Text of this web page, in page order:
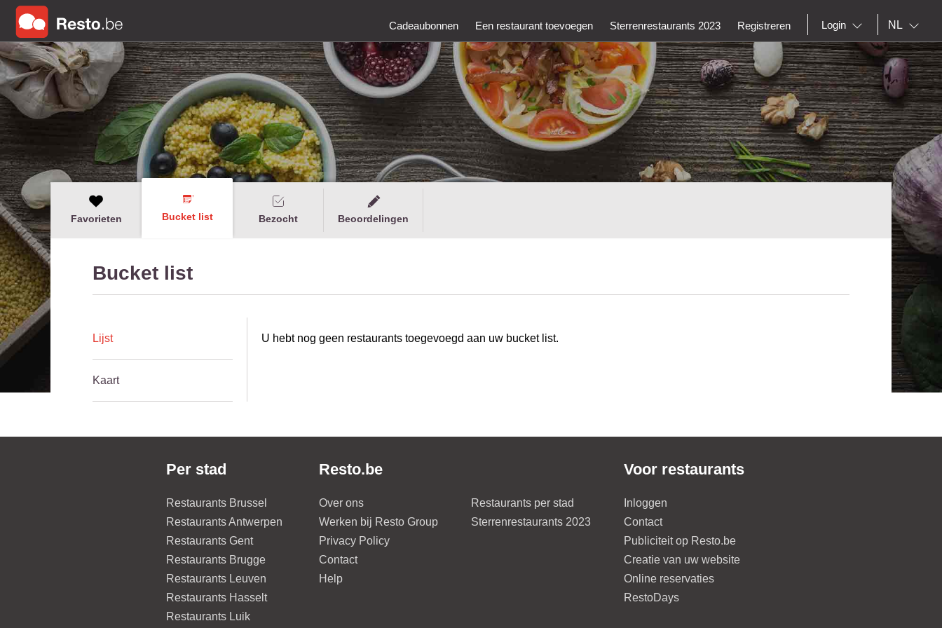
Cadeaubonnen Een restaurant toevoegen Sterrenrestaurants 2023 Registreren Login NL
Favorieten Bucket list Bezocht Beoordelingen
Bucket list
Lijst
Kaart
U hebt nog geen restaurants toegevoegd aan uw bucket list.
Per stad
Restaurants Brussel
Restaurants Antwerpen
Restaurants Gent
Restaurants Brugge
Restaurants Leuven
Restaurants Hasselt
Restaurants Luik
Resto.be
Over ons
Werken bij Resto Group
Privacy Policy
Contact
Help
Restaurants per stad
Sterrenrestaurants 2023
Voor restaurants
Inloggen
Contact
Publiciteit op Resto.be
Creatie van uw website
Online reservaties
RestoDays